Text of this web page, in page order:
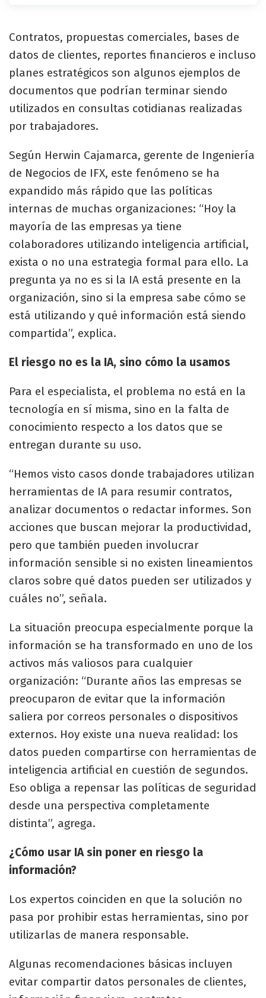
Contratos, propuestas comerciales, bases de
datos de clientes, reportes financieros e incluso
planes estratégicos son algunos ejemplos de
documentos que podrían terminar siendo
utilizados en consultas cotidianas realizadas
por trabajadores.
Según Herwin Cajamarca, gerente de Ingeniería
de Negocios de IFX, este fenómeno se ha
expandido más rápido que las políticas
internas de muchas organizaciones: “Hoy la
mayoría de las empresas ya tiene
colaboradores utilizando inteligencia artificial,
exista o no una estrategia formal para ello. La
pregunta ya no es si la IA está presente en la
organización, sino si la empresa sabe cómo se
está utilizando y qué información está siendo
compartida”, explica.
El riesgo no es la IA, sino cómo la usamos
Para el especialista, el problema no está en la
tecnología en sí misma, sino en la falta de
conocimiento respecto a los datos que se
entregan durante su uso.
“Hemos visto casos donde trabajadores utilizan
herramientas de IA para resumir contratos,
analizar documentos o redactar informes. Son
acciones que buscan mejorar la productividad,
pero que también pueden involucrar
información sensible si no existen lineamientos
claros sobre qué datos pueden ser utilizados y
cuáles no”, señala.
La situación preocupa especialmente porque la
información se ha transformado en uno de los
activos más valiosos para cualquier
organización: “Durante años las empresas se
preocuparon de evitar que la información
saliera por correos personales o dispositivos
externos. Hoy existe una nueva realidad: los
datos pueden compartirse con herramientas de
inteligencia artificial en cuestión de segundos.
Eso obliga a repensar las políticas de seguridad
desde una perspectiva completamente
distinta”, agrega.
¿Cómo usar IA sin poner en riesgo la
información?
Los expertos coinciden en que la solución no
pasa por prohibir estas herramientas, sino por
utilizarlas de manera responsable.
Algunas recomendaciones básicas incluyen
evitar compartir datos personales de clientes,